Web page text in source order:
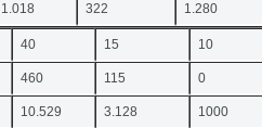
1.018 322 1.280
40 15 10
460 115 0
10.529 3.128 1000